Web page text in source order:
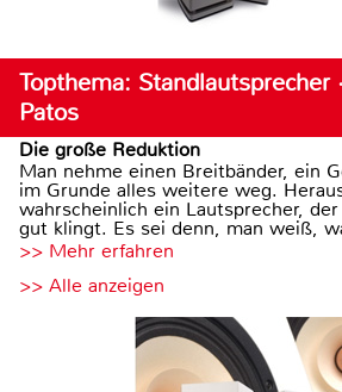
Topthema: Standlautsprecher
Patos
Die große Reduktion
Man nehme einen Breitbänder, ein
im Grunde alles weitere weg.
wahrscheinlich ein Lautsprecher,
gut klingt. Es sei denn, man weiß,
>> Mehr erfahren
>> Alle anzeigen